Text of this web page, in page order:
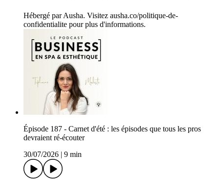
Hébergé par Ausha. Visitez ausha.co/politique-de-
confidentialite pour plus d'informations.
Épisode 187 - Carnet d'été : les épisodes que tous les pros
devraient ré-écouter
30/07/2026
9 min